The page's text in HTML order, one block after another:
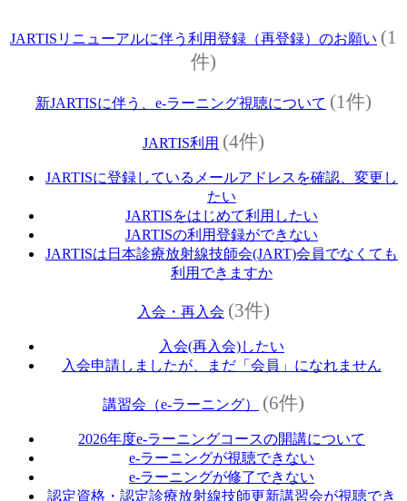
JARTISリニューアルに伴う利用登録（再登録）のお願い (1
件)
新JARTISに伴う、e-ラーニング視聴について (1件)
JARTIS利用 (4件)
JARTISに登録しているメールアドレスを確認、変更し
たい
JARTISをはじめて利用したい
JARTISの利用登録ができない
JARTISは日本診療放射線技師会(JART)会員でなくても
利用できますか
入会・再入会 (3件)
入会(再入会)したい
入会申請しましたが、まだ「会員」になれません
講習会（e‐ラーニング） (6件)
2026年度e‐ラーニングコースの開講について
e‐ラーニングが視聴できない
e‐ラーニングが修了できない
認定資格・認定診療放射線技師更新講習会が視聴でき